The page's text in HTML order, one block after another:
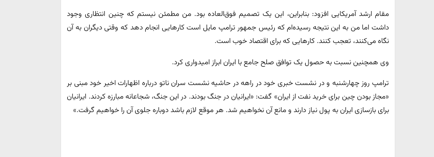
مقام ارشد آمریکایی افزود: بنابراین، این یک تصمیم فوق‌العاده بود. من مطمئن نیستم که چنین انتظاری وجود
داشت اما من به این نتیجه رسیده‌ام که رئیس جمهور ترامپ مایل است کارهایی انجام دهد که وقتی دیگران به آن
نگاه می‌کنند، تعجب کنند. کارهایی که برای اقتصاد خوب است.
وی همچنین نسبت به حصول یک توافق صلح جامع با ایران ابراز امیدواری کرد.
ترامپ روز چهارشنبه و در نشست خبری خود در راهه در حاشیه نشست سران ناتو درباره اظهارات اخیر خود مبنی بر
«مجاز بودن چین برای خرید نفت از ایران» گفت: «ایرانیان در جنگ بودند. در این جنگ، شجاعانه مبارزه کردند. ایرانیان
برای بازسازی ایران به پول نیاز دارند و مانع آن نخواهیم شد. هر موقع لازم باشد دوباره جلوی آن را خواهیم گرفت.»